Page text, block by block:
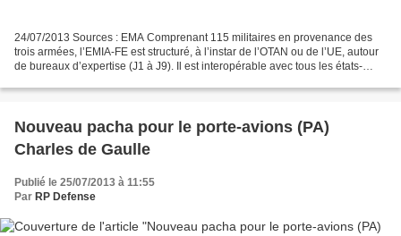
24/07/2013 Sources : EMA Comprenant 115 militaires en provenance des
trois armées, l’EMIA-FE est structuré, à l’instar de l’OTAN ou de l’UE, autour
de bureaux d’expertise (J1 à J9). Il est interopérable avec tous les états-
Nouveau pacha pour le porte-avions (PA)
Charles de Gaulle
Publié le 25/07/2013 à 11:55
Par RP Defense